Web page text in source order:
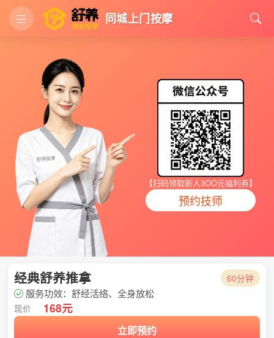
同城上门按摩
【扫码领取新人3OO元福利券】
预约技师
经典舒养推拿 60分钟
服务功效：舒经活络、全身放松
现价 168元
立即预约